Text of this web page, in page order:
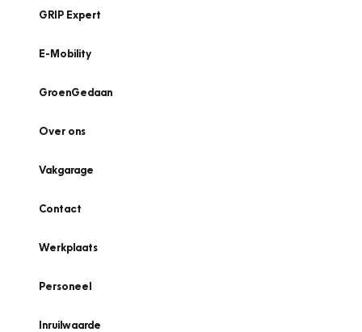
GRIP Expert
E-Mobility
GroenGedaan
Over ons
Vakgarage
Contact
Werkplaats
Personeel
Inruilwaarde